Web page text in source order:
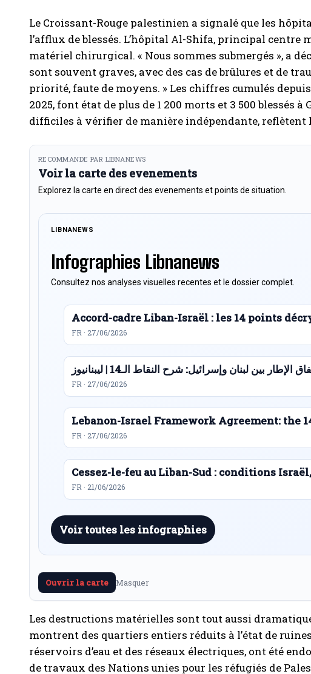
Le Croissant-Rouge palestinien a signalé que les
l’afflux de blessés. L’hôpital Al-Shifa, principal centre
matériel chirurgical. « Nous sommes submergés », a
sont souvent graves, avec des cas de brûlures et de
priorité, faute de moyens. » Les chiffres cumulés
2025, font état de plus de 1 200 morts et 3 500 blessés
difficiles à vérifier de manière indépendante, reflètent
RECOMMANDE PAR LIBNANEWS
Voir la carte des evenements
Explorez la carte en direct des evenements et points de situation.
LIBNANEWS
Infographies Libnanews
Consultez nos analyses visuelles recentes et le dossier complet.
Accord-cadre Liban-Israël : les 14 points
FR · 27/06/2026
الإطار بين لبنان وإسرائيل: شرح النقاط الـ14 | ليبنانيوز
FR · 27/06/2026
Lebanon-Israel Framework Agreement: the
FR · 27/06/2026
Cessez-le-feu au Liban-Sud : conditions
FR · 21/06/2026
Voir toutes les infographies
Ouvrir la carte Masquer
Les destructions matérielles sont tout aussi
montrent des quartiers entiers réduits à l’état de
réservoirs d’eau et des réseaux électriques, ont été
de travaux des Nations unies pour les réfugiés de